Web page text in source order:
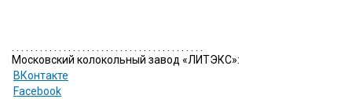
Московский колокольный завод «ЛИТЭКС»:
ВКонтакте
Facebook